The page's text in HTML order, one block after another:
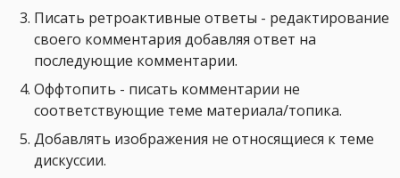
Писать ретроактивные ответы - редактирование
своего комментария добавляя ответ на
последующие комментарии.
Оффтопить - писать комментарии не
соответствующие теме материала/топика.
Добавлять изображения не относящиеся к теме
дискуссии.